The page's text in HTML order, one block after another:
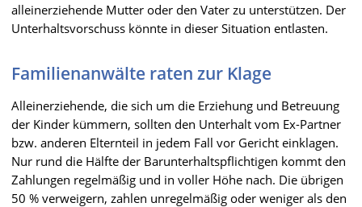
alleinerziehende Mutter oder den Vater zu unterstützen. Der
Unterhaltsvorschuss könnte in dieser Situation entlasten.
Familienanwälte raten zur Klage
Alleinerziehende, die sich um die Erziehung und Betreuung
der Kinder kümmern, sollten den Unterhalt vom Ex-Partner
bzw. anderen Elternteil in jedem Fall vor Gericht einklagen.
Nur rund die Hälfte der Barunterhaltspflichtigen kommt den
Zahlungen regelmäßig und in voller Höhe nach. Die übrigen
50 % verweigern, zahlen unregelmäßig oder weniger als den